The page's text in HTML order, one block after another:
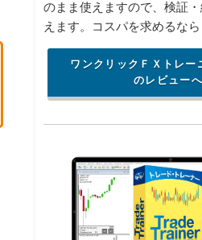
のまま使えますので、検証
えます。コスパを求めるなら
ワンクリックＦＸトレー
のレビューへ